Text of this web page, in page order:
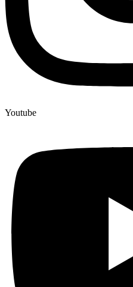
Youtube